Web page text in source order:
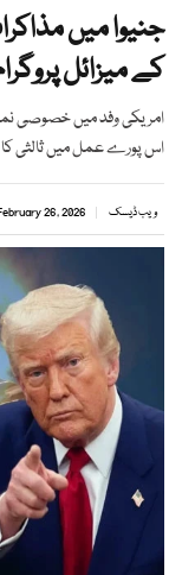
جنیوا میں
کے میزائل
امریکی وفد میں خصوصی
اس پورے عمل میں ثالثی کا
ویب ڈیسک 26, 2026